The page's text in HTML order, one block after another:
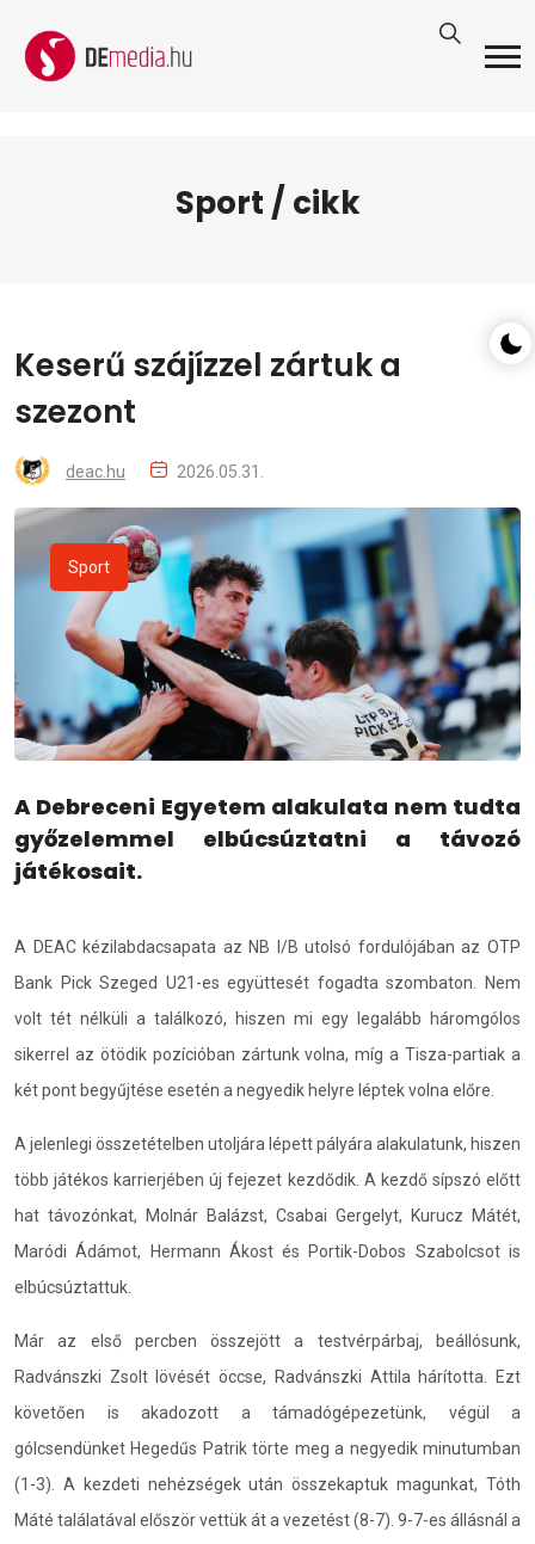
Sport / cikk
Keserű szájízzel zártuk a
szezont
deac.hu 2026.05.31.
Sport
A Debreceni Egyetem alakulata nem tudta
győzelemmel elbúcsúztatni a távozó
játékosait.
A DEAC kézilabdacsapata az NB I/B utolsó fordulójában az OTP
Bank Pick Szeged U21-es együttesét fogadta szombaton. Nem
volt tét nélküli a találkozó, hiszen mi egy legalább háromgólos
sikerrel az ötödik pozícióban zártunk volna, míg a Tisza-partiak a
két pont begyűjtése esetén a negyedik helyre léptek volna előre.
A jelenlegi összetételben utoljára lépett pályára alakulatunk, hiszen
több játékos karrierjében új fejezet kezdődik. A kezdő sípszó előtt
hat távozónkat, Molnár Balázst, Csabai Gergelyt, Kurucz Mátét,
Maródi Ádámot, Hermann Ákost és Portik-Dobos Szabolcsot is
elbúcsúztattuk.
Már az első percben összejött a testvérpárbaj, beállósunk,
Radvánszki Zsolt lövését öccse, Radvánszki Attila hárította. Ezt
követően is akadozott a támadógépezetünk, végül a
gólcsendünket Hegedűs Patrik törte meg a negyedik minutumban
(1-3). A kezdeti nehézségek után összekaptuk magunkat, Tóth
Máté találatával először vettük át a vezetést (8-7). 9-7-es állásnál a